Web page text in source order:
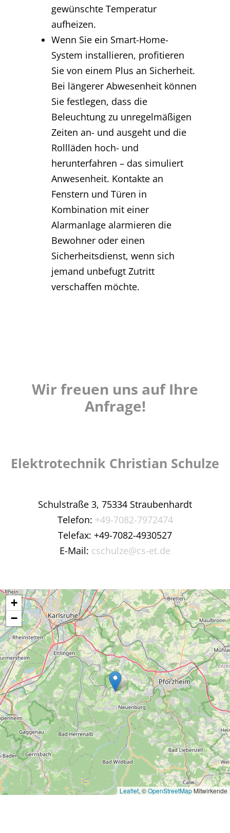
gewünschte Temperatur
aufheizen.
Wenn Sie ein Smart-Home-
System installieren, profitieren
Sie von einem Plus an Sicherheit.
Bei längerer Abwesenheit können
Sie festlegen, dass die
Beleuchtung zu unregelmäßigen
Zeiten an- und ausgeht und die
Rollläden hoch- und
herunterfahren – das simuliert
Anwesenheit. Kontakte an
Fenstern und Türen in
Kombination mit einer
Alarmanlage alarmieren die
Bewohner oder einen
Sicherheitsdienst, wenn sich
jemand unbefugt Zutritt
verschaffen möchte.
Wir freuen uns auf Ihre
Anfrage!
Elektrotechnik Christian Schulze
Schulstraße 3, 75334 Straubenhardt
Telefon: +49-7082-7972474
Telefax: +49-7082-4930527
E-Mail: cschulze@cs-et.de
+
−
Leaflet, ©OpenStreetMapMitwirkende